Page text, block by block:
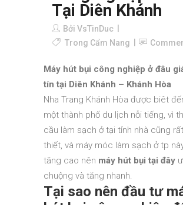
Tại Diên Khánh
Bởi VsTinDuc
Trong Cẩm Nang
Máy hút bụi công nghiệp ở đâu
tín tại Diên Khánh – Khánh Hòa
Nha Trang Khánh Hòa được biêt
một thành phố du lịch nỗi tiếng, vì
cầu làm sạch ở tại tỉnh nhà cũng
thiết, và máy móc làm sạch ở tp
tăng cao nên máy hút bụi tại đây
chuộng và tăng nhanh.
Tại sao nên đầu tư